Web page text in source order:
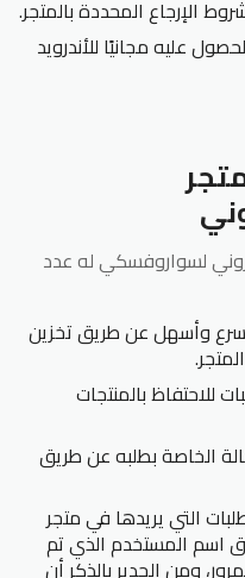
الإرجاع المحددة بالمتجر.
عليه مجانيًا للأندرويد
لسواروفسكي له عدد
وأسهل عن طريق تخزين
للاحتفاظ بالمنتجات
الخاصة بطلبه عن طريق
التي يريدها في متجر
اسم المستخدم الذي تم
ومن الجدير بالذكر أن